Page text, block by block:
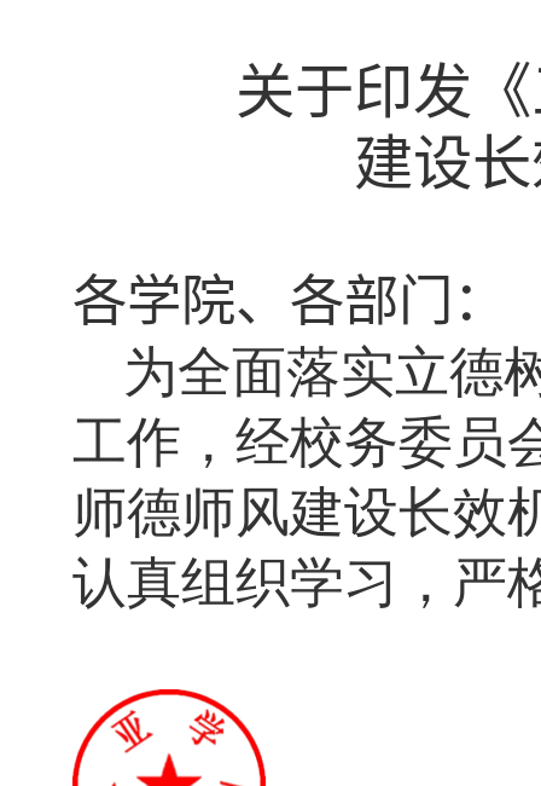
关于印发
建设
各学院、各部门：
为全面落实立德
工作，经校务委员
师德师风建设长效
认真组织学习，严